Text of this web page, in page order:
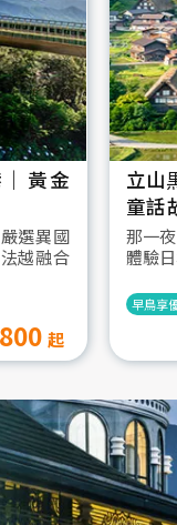
黃金
選異國
越融合
立山
童話
村古
那一
體驗
早鳥享